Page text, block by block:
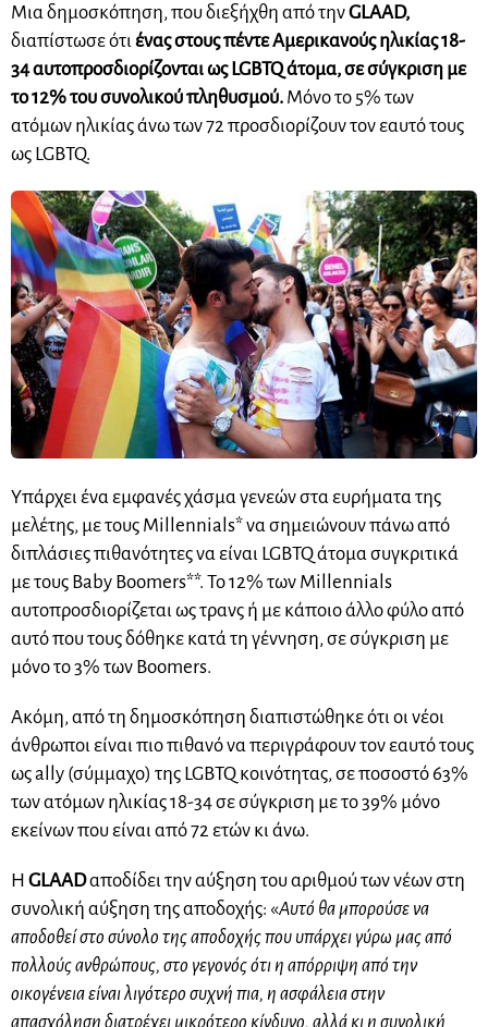
Μια δημοσκόπηση, που διεξήχθη από τηνGLAAD,
διαπίστωσε ότι ένας στους πέντε Αμερικανούς ηλικίας 18-
34 αυτοπροσδιορίζονται ως LGBTQ άτομα, σε σύγκριση με
το 12% του συνολικού πληθυσμού. Μόνο το 5% των
ατόμων ηλικίας άνω των 72 προσδιορίζουν τον εαυτό τους
ως LGBTQ.
Υπάρχει ένα εμφανές χάσμα γενεών στα ευρήματα της
μελέτης, με τους Millennials* να σημειώνουν πάνω από
διπλάσιες πιθανότητες να είναι LGBTQ άτομα συγκριτικά
με τους Baby Boomers**. Το 12% των Millennials
αυτοπροσδιορίζεται ως τρανς ή με κάποιο άλλο φύλο από
αυτό που τους δόθηκε κατά τη γέννηση, σε σύγκριση με
μόνο το 3% των Boomers.
Ακόμη, από τη δημοσκόπηση διαπιστώθηκε ότι οι νέοι
άνθρωποι είναι πιο πιθανό να περιγράφουν τον εαυτό τους
ως ally (σύμμαχο) της LGBTQ κοινότητας, σε ποσοστό 63%
των ατόμων ηλικίας 18-34 σε σύγκριση με το 39% μόνο
εκείνων που είναι από 72 ετών κι άνω.
Η GLAADαποδίδει την αύξηση του αριθμού των νέων στη
συνολική αύξηση της αποδοχής: «Αυτό θα μπορούσε να
αποδοθεί στο σύνολο της αποδοχής που υπάρχει γύρω μας από
πολλούς ανθρώπους, στο γεγονός ότι η απόρριψη από την
οικογένεια είναι λιγότερο συχνή πια, η ασφάλεια στην
απασχόληση διατρέχει μικρότερο κίνδυνο, αλλά κι η συνολική